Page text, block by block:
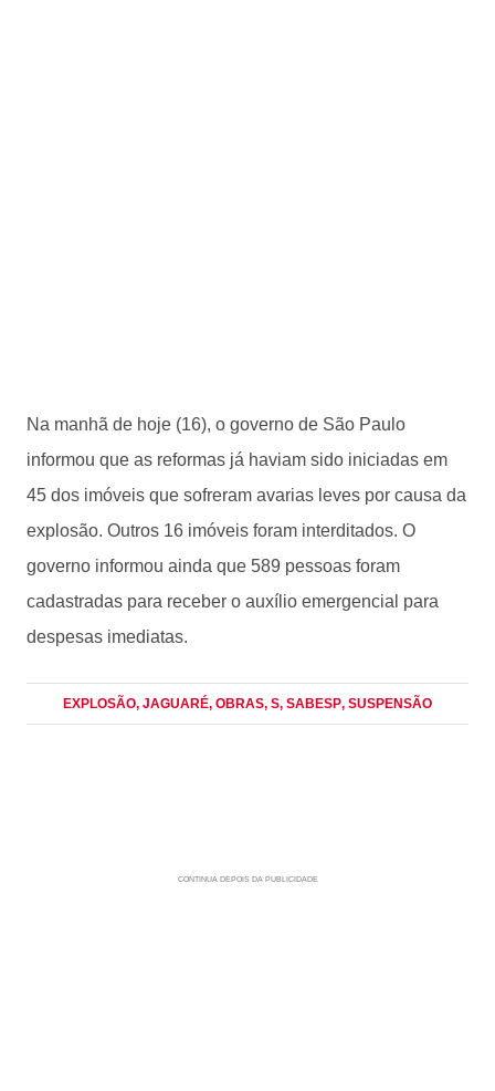
Na manhã de hoje (16), o governo de São Paulo
informou que as reformas já haviam sido iniciadas em
45 dos imóveis que sofreram avarias leves por causa da
explosão. Outros 16 imóveis foram interditados. O
governo informou ainda que 589 pessoas foram
cadastradas para receber o auxílio emergencial para
despesas imediatas.
EXPLOSÃO, JAGUARÉ, OBRAS, S, SABESP, SUSPENSÃO